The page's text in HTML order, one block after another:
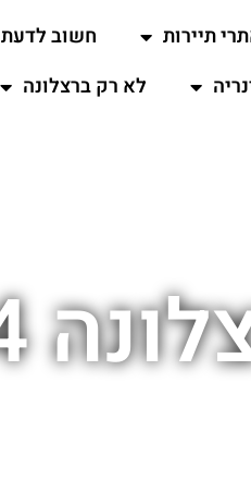
תיירות חשוב לדעת
לא רק ברצלונה
4 ימים